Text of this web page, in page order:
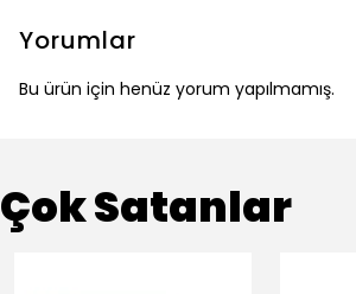
Yorumlar
Bu ürün için henüz yorum yapılmamış.
Çok Satanlar